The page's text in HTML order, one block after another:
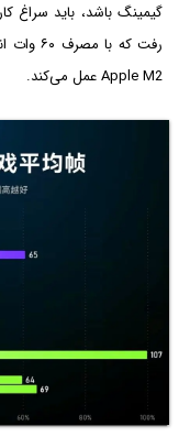
Apple M2 عمل می‌کند.